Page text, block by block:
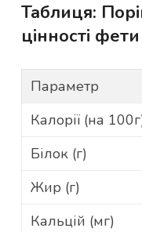
Таблиця:
цінності
Параметр
Калорії (на
Білок (г)
Жир (г)
Кальцій (мг)